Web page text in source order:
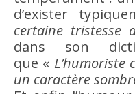
d’exister
certaine tristesse
dans son
que « L’humoriste
un caractère